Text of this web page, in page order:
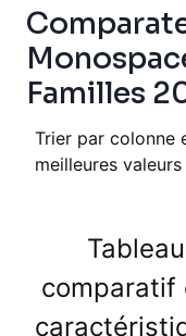
Familles
Trier par colonne
meilleures
Tableau
comparatif